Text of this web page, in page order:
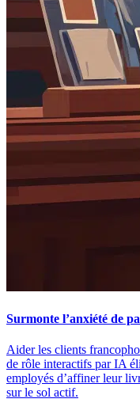
Surmonte l’anxiété de
Aider les clients
de rôle interactifs par IA
employés d’affiner leur
sur le sol actif.